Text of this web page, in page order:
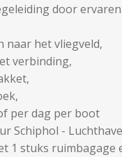
door
naar het vliegveld,
verbinding,
per dag per boot
Schiphol -
1 stuks ruimbagage